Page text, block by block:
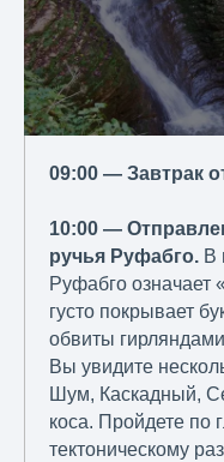
09:00 — Завтрак
10:00 —
ручья Руфабго. В
Руфабго
густо покрывает
обвиты
Вы увидите
Шум, Каскадный,
коса. Пройдете по
тектоническому